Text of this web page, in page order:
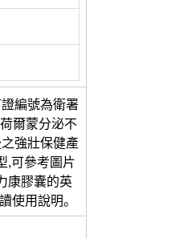
編號為衛署
爾蒙分泌不
強壯保健產
,可參考圖片
康膠囊的英
使用說明。